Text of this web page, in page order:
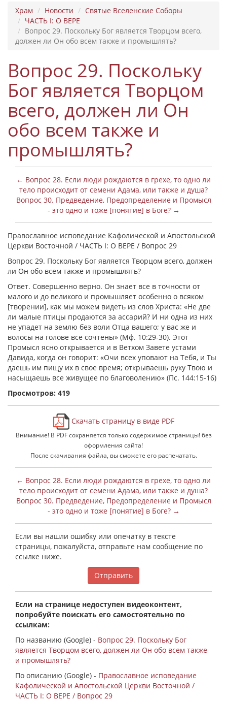
Храм Новости
Святые Вселенские Соборы
ЧАСТЬ I: О ВЕРЕ
Вопрос 29. Поскольку Бог является Творцом всего,
должен ли Он обо всем также и промышлять?
Вопрос 29. Поскольку
Бог является Творцом
всего, должен ли Он
обо всем также и
промышлять?
← Вопрос 28. Если люди рождаются в грехе, то одно ли
тело происходит от семени Адама, или также и душа?
Вопрос 30. Предведение, Предопределение и Промысл
- это одно и тоже [понятие] в Боге? →
Православное исповедание Кафолической и Апостольской
Церкви Восточной / ЧАСТЬ I: О ВЕРЕ / Вопрос 29
Вопрос 29. Поскольку Бог является Творцом всего, должен
ли Он обо всем также и промышлять?
Ответ. Совершенно верно. Он знает все в точности от
малого и до великого и промышляет особенно о всяком
[творении], как мы можем видеть из слов Христа: «Не две
ли малые птицы продаются за ассарий? И ни одна из них
не упадет на землю без воли Отца вашего; у вас же и
волосы на голове все сочтены» (Мф. 10:29-30). Этот
Промысл ясно открывается и в Ветхом Завете устами
Давида, когда он говорит: «Очи всех уповают на Тебя, и Ты
даешь им пищу их в свое время; открываешь руку Твою и
насыщаешь все живущее по благоволению» (Пс. 144:15-16)
Просмотров: 419
Скачать страницу в виде PDF
Внимание! В PDF сохраняется только содержимое страницы! без
оформления сайта!
После скачивания файла, вы сможете его распечатать.
← Вопрос 28. Если люди рождаются в грехе, то одно ли
тело происходит от семени Адама, или также и душа?
Вопрос 30. Предведение, Предопределение и Промысл
- это одно и тоже [понятие] в Боге? →
Если вы нашли ошибку или опечатку в тексте
страницы, пожалуйста, отправьте нам сообщение по
ссылке ниже.
Отправить
Если на странице недоступен видеоконтент,
попробуйте поискать его самостоятельно по
ссылкам:
По названию (Google) - Вопрос 29. Поскольку Бог
является Творцом всего, должен ли Он обо всем также
и промышлять?
По описанию (Google) - Православное исповедание
Кафолической и Апостольской Церкви Восточной /
ЧАСТЬ I: О ВЕРЕ / Вопрос 29